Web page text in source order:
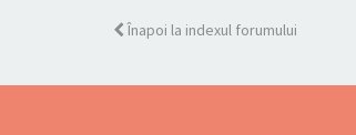
Înapoi la indexul forumului